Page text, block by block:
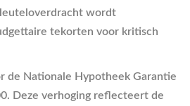
wordt
tekorten voor kritisch
de Nationale Hypotheek Garantie
Deze verhoging reflecteert de